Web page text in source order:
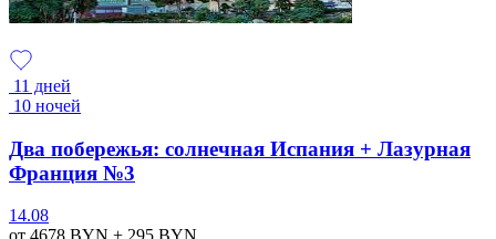
11 дней
10 ночей
Два побережья: солнечная Испания + Лазурная
Франция №3
14.08